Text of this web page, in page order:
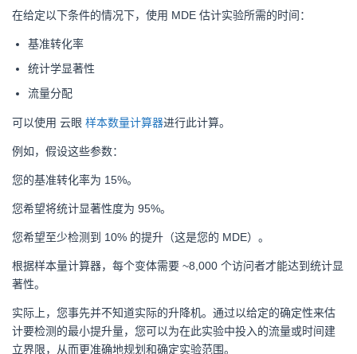
在给定以下条件的情况下，使用 MDE 估计实验所需的时间：
基准转化率
统计学显著性
流量分配
可以使用 云眼 样本数量计算器进行此计算。
例如，假设这些参数：
您的基准转化率为 15%。
您希望将统计显著性度为 95%。
您希望至少检测到 10% 的提升（这是您的 MDE）。
根据样本量计算器，每个变体需要 ~8,000 个访问者才能达到统计显
著性。
实际上，您事先并不知道实际的升降机。通过以给定的确定性来估
计要检测的最小提升量，您可以为在此实验中投入的流量或时间建
立界限，从而更准确地规划和确定实验范围。